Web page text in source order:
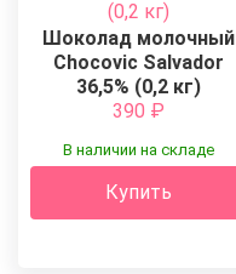
Шоколад молочный
Chocovic Salvador
36,5% (0,2 кг)
390 ₽
В наличии на складе
Купить